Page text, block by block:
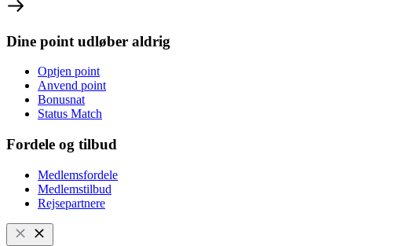
Dine point udløber aldrig
Optjen point
Anvend point
Bonusnat
Status Match
Fordele og tilbud
Medlemsfordele
Medlemstilbud
Rejsepartnere